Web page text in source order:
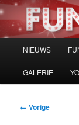
Spring
naar
NIEUWS
GALERIE
← Vorige